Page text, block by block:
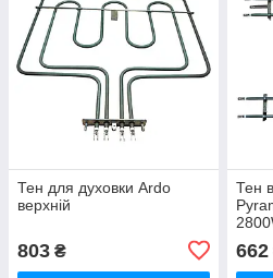
Тен для духовки Ardo
верхній
803 ₴
Тен
662